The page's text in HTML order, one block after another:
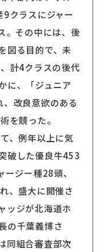
クラスにジャー
。その中には、後
図る目的で、未
計4クラスの後代
に、「ジュニア
改良意欲のある
を競った。
、例年以上に気
破した優良牛453
ジー種28頭、
、盛大に開催さ
ッジが北海道ホ
の千葉義博さ
同組合審査部次